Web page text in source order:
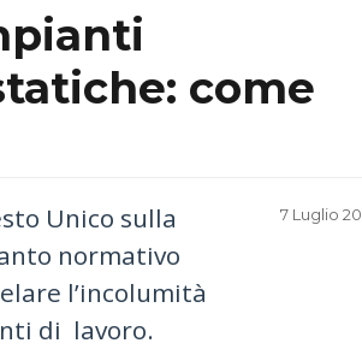
come
Unico sulla
normativo
l’incolumità
di lavoro.
Posted
7 Luglio